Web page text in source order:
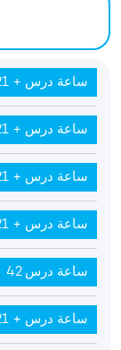
43 ساعة درس + 21 ساعة تدريب
42 ساعة درس + 21 ساعة تدريب
42 ساعة درس + 21 ساعة تدريب
42 ساعة درس + 21 ساعة تدريب
42 ساعة درس
21 ساعة درس + 21 ساعة تدريب